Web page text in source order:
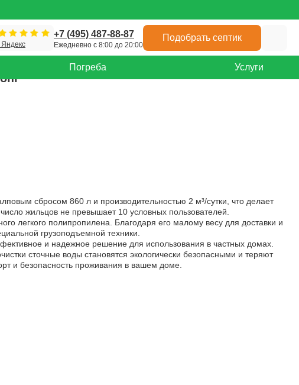
Яндекс
+7 (495) 487-88-87
Ежедневно с 8:00 до 20:00
Подобрать септик
Погреба Услуги
сбросом 860 л и производительностью 2 м³/сутки, что делает
жильцов не превышает 10 условных пользователей.
легкого полипропилена. Благодаря его малому весу для доставки и
грузоподъемной техники.
и надежное решение для использования в частных домах.
сточные воды становятся экологически безопасными и теряют
и безопасность проживания в вашем доме.